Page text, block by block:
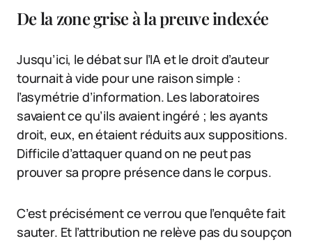
De la zone grise à la preuve indexée
Jusqu’ici, le débat sur l’IA et le droit d’auteur
tournait à vide pour une raison simple :
l’asymétrie d’information. Les laboratoires
savaient ce qu’ils avaient ingéré ; les ayants
droit, eux, en étaient réduits aux suppositions.
Difficile d’attaquer quand on ne peut pas
prouver sa propre présence dans le corpus.
C’est précisément ce verrou que l’enquête fait
sauter. Et l’attribution ne relève pas du soupçon